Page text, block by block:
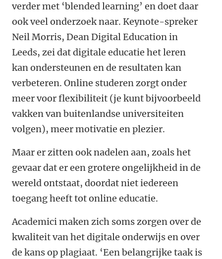
verder met ‘blended learning’ en doet daar
ook veel onderzoek naar. Keynote-spreker
Neil Morris, Dean Digital Education in
Leeds, zei dat digitale educatie het leren
kan ondersteunen en de resultaten kan
verbeteren. Online studeren zorgt onder
meer voor flexibiliteit (je kunt bijvoorbeeld
vakken van buitenlandse universiteiten
volgen), meer motivatie en plezier.
Maar er zitten ook nadelen aan, zoals het
gevaar dat er een grotere ongelijkheid in de
wereld ontstaat, doordat niet iedereen
toegang heeft tot online educatie.
Academici maken zich soms zorgen over de
kwaliteit van het digitale onderwijs en over
de kans op plagiaat. ‘Een belangrijke taak is